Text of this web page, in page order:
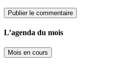
L’agenda du mois
Mois en cours